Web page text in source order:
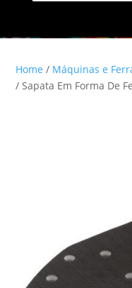
Home / Máquinas e
/ Sapata Em Forma De